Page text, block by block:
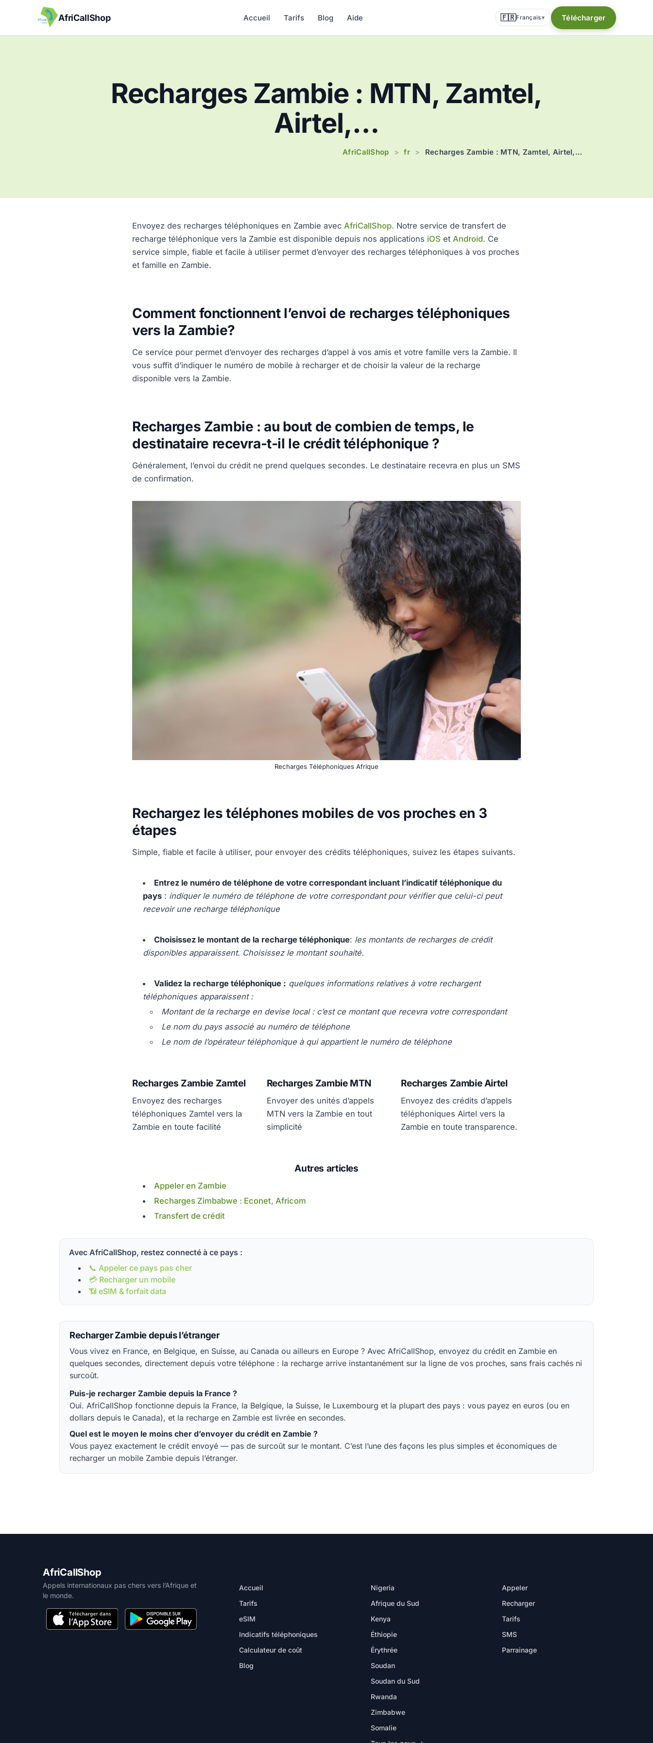
AfriCallShop Accueil Tarifs Blog Aide 🇫🇷Français▾ Télécharger
Recharges Zambie : MTN, Zamtel,
Airtel,…
AfriCallShop > fr > Recharges Zambie : MTN, Zamtel, Airtel,…
Envoyez des recharges téléphoniques en Zambie avec AfriCallShop. Notre service de transfert de
recharge téléphonique vers la Zambie est disponible depuis nos applications iOS et Android. Ce
service simple, fiable et facile à utiliser permet d’envoyer des recharges téléphoniques à vos proches
et famille en Zambie.
Comment fonctionnent l’envoi de recharges téléphoniques
vers la Zambie?
Ce service pour permet d’envoyer des recharges d’appel à vos amis et votre famille vers la Zambie. Il
vous suffit d’indiquer le numéro de mobile à recharger et de choisir la valeur de la recharge
disponible vers la Zambie.
Recharges Zambie : au bout de combien de temps, le
destinataire recevra-t-il le crédit téléphonique ?
Généralement, l’envoi du crédit ne prend quelques secondes. Le destinataire recevra en plus un SMS
de confirmation.
Recharges Téléphoniques Afrique
Rechargez les téléphones mobiles de vos proches en 3
étapes
Simple, fiable et facile à utiliser, pour envoyer des crédits téléphoniques, suivez les étapes suivants.
Entrez le numéro de téléphone de votre correspondant incluant l’indicatif téléphonique du
pays : indiquer le numéro de téléphone de votre correspondant pour vérifier que celui-ci peut
recevoir une recharge téléphonique
Choisissez le montant de la recharge téléphonique: les montants de recharges de crédit
disponibles apparaissent. Choisissez le montant souhaité.
Validez la recharge téléphonique : quelques informations relatives à votre rechargent
téléphoniques apparaissent :
Montant de la recharge en devise local : c’est ce montant que recevra votre correspondant
Le nom du pays associé au numéro de téléphone
Le nom de l’opérateur téléphonique à qui appartient le numéro de téléphone
Recharges Zambie Zamtel
Envoyez des recharges
téléphoniques Zamtel vers la
Zambie en toute facilité
Recharges Zambie MTN
Envoyer des unités d’appels
MTN vers la Zambie en tout
simplicité
Recharges Zambie Airtel
Envoyez des crédits d’appels
téléphoniques Airtel vers la
Zambie en toute transparence.
Autres articles
Appeler en Zambie
Recharges Zimbabwe : Econet, Africom
Transfert de crédit
Avec AfriCallShop, restez connecté à ce pays :
📞 Appeler ce pays pas cher
💳 Recharger un mobile
📶 eSIM & forfait data
Recharger Zambie depuis l’étranger
Vous vivez en France, en Belgique, en Suisse, au Canada ou ailleurs en Europe ? Avec AfriCallShop, envoyez du crédit en Zambie en
quelques secondes, directement depuis votre téléphone : la recharge arrive instantanément sur la ligne de vos proches, sans frais cachés ni
surcoût.
Puis-je recharger Zambie depuis la France ?
Oui. AfriCallShop fonctionne depuis la France, la Belgique, la Suisse, le Luxembourg et la plupart des pays : vous payez en euros (ou en
dollars depuis le Canada), et la recharge en Zambie est livrée en secondes.
Quel est le moyen le moins cher d’envoyer du crédit en Zambie ?
Vous payez exactement le crédit envoyé — pas de surcoût sur le montant. C’est l’une des façons les plus simples et économiques de
recharger un mobile Zambie depuis l’étranger.
AfriCallShop
Appels internationaux pas chers vers l’Afrique et
le monde.
Accueil
Tarifs
eSIM
Indicatifs téléphoniques
Calculateur de coût
Blog
Nigeria
Afrique du Sud
Kenya
Éthiopie
Érythrée
Soudan
Soudan du Sud
Rwanda
Zimbabwe
Somalie
Appeler
Recharger
Tarifs
SMS
Parrainage